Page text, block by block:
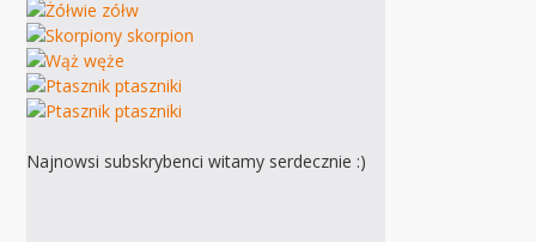
Najnowsi subskrybenci witamy serdecznie :)